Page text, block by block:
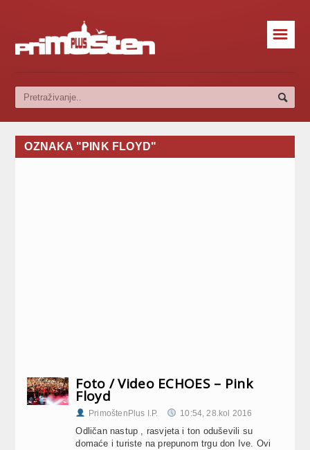
☰
OZNAKA "PINK FLOYD"
Foto / Video ECHOES – Pink
Floyd
PrimoštenPlus I.P. 10:54, 28.kol 2016
Odličan nastup , rasvjeta i ton oduševili su
domaće i turiste na prepunom trgu don Ive. Ovi